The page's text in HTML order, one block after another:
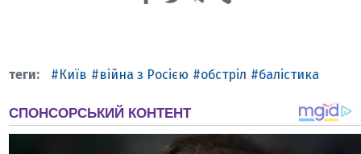
Київ війна з Росією обстріл балістика